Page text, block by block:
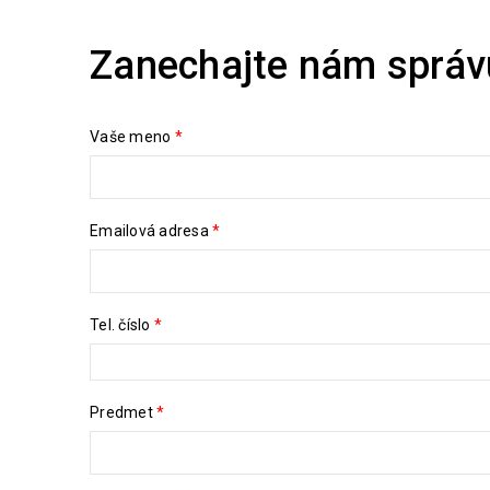
Zanechajte nám
Vaše meno *
Emailová adresa *
Tel. číslo *
Predmet*